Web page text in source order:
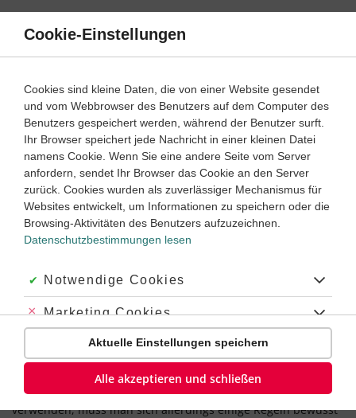
Direkt
Inhalt
Englisch 7. ‐ 8. Klasse
Direkte Rede in indirekte Rede setzen
Dauer: 75 Minuten
Empfohlen von
Tutor Ryan
Was ist die direkte und indirekte Rede in Englisch?
eine Antwort gibt? – Man verwendet die
. Sich
vor Augen zu führen, was direkte Rede ist, wird vor allem
dann wichtig, wenn man dieindirekte Redeund die
Unterscheidung zwischen direkter und indirekter Rede lernt.
Die indirekte Rede verwendest du im Deutschen im Alltag
wahrscheinlich bereits oft – ohne dir jemals Gedanken
darüber zu machen. Um die indirekte Rede im Englischen zu
verwenden, muss man sich allerdings einige Regeln bewusst
Cookie-Einstellungen
Cookies sind kleine Daten, die von einer Website gesendet
und vom Webbrowser des Benutzers auf dem Computer des
Benutzers gespeichert werden, während der Benutzer surft.
Ihr Browser speichert jede Nachricht in einer kleinen Datei
namens Cookie. Wenn Sie eine andere Seite vom Server
anfordern, sendet Ihr Browser das Cookie an den Server
zurück. Cookies wurden als zuverlässiger Mechanismus für
Websites entwickelt, um Informationen zu speichern oder die
Browsing-Aktivitäten des Benutzers aufzuzeichnen.
Datenschutzbestimmungen lesen
Akzeptiert:
Notwendige Cookies
Abgelehnt:
Marketing Cookies
Abgelehnt:
Personalisierungs-Cookies
Aktuelle Einstellungen speichern
Alle akzeptieren und schließen